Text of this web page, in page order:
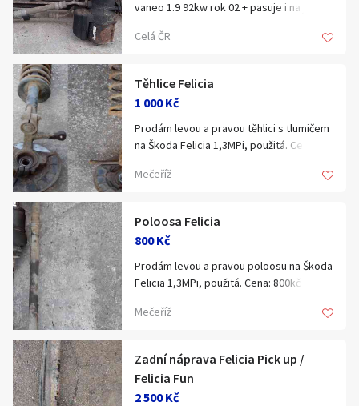
vaneo 1.9 92kw rok 02 + pasuje i na jine
pojizdneho auta, davam zaruku na
karoserie, alu kola atd.....po dohode
posilam i dobirkou, nebo osobni odber
brno a okoli
Celá ČR
Těhlice Felicia
1 000 Kč
Prodám levou a pravou těhlici s tlumičem
na Škoda Felicia 1,3MPi, použitá. Cena:
Mečeříž
Poloosa Felicia
800 Kč
Prodám levou a pravou poloosu na Škoda
Felicia 1,3MPi, použitá. Cena: 800kč za
Mečeříž
Zadní náprava Felicia Pick up /
Felicia Fun
2 500 Kč